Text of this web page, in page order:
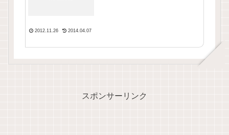
2012.11.26 2014.04.07
スポンサーリンク